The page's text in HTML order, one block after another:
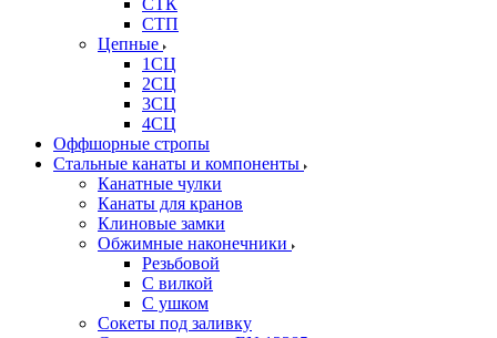
СТК
СТП
Цепные
1СЦ
2СЦ
3СЦ
4СЦ
Оффшорные стропы
Стальные канаты и компоненты
Канатные чулки
Канаты для кранов
Клиновые замки
Обжимные наконечники
Резьбовой
С вилкой
С ушком
Сокеты под заливку